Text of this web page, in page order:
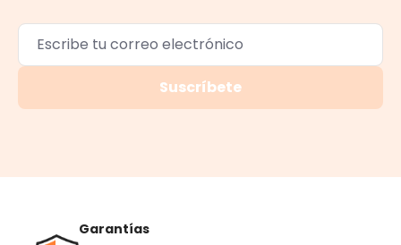
Suscríbete
Garantías